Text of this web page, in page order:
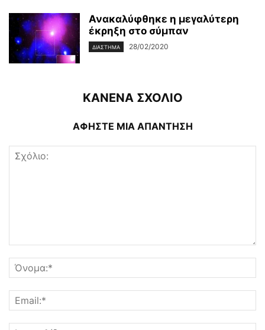
Ανακαλύφθηκε η μεγαλύτερη
έκρηξη στο σύμπαν
ΔΙΆΣΤΗΜΑ 28/02/2020
ΚΑΝΕΝΑ ΣΧΟΛΙΟ
ΑΦΗΣΤΕ ΜΙΑ ΑΠΑΝΤΗΣΗ